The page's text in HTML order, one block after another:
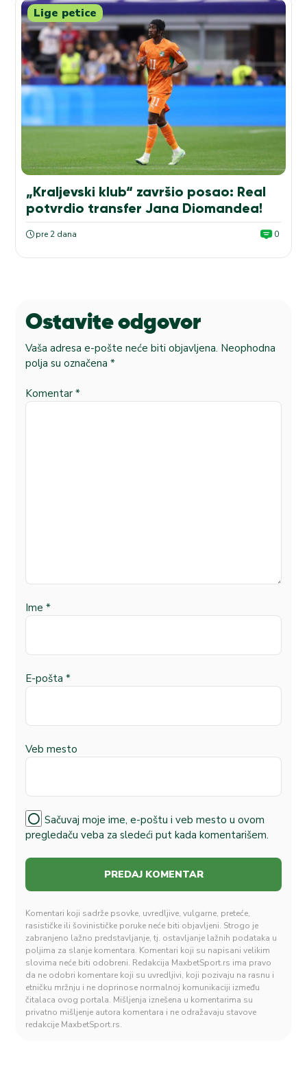
Lige petice
„Kraljevski klub“ završio posao: Real
potvrdio transfer Jana Diomandea!
pre 2 dana 0
Ostavite odgovor
Vaša adresa e-pošte neće biti objavljena. Neophodna
polja su označena *
Komentar *
Ime *
E-pošta *
Veb mesto
Sačuvaj moje ime, e-poštu i veb mesto u ovom
pregledaču veba za sledeći put kada komentarišem.
Komentari koji sadrže psovke, uvredljive, vulgarne, preteće,
rasističke ili šovinističke poruke neće biti objavljeni. Strogo je
zabranjeno lažno predstavljanje, tj. ostavljanje lažnih podataka u
poljima za slanje komentara. Komentari koji su napisani velikim
slovima neće biti odobreni. Redakcija MaxbetSport.rs ima pravo
da ne odobri komentare koji su uvredljivi, koji pozivaju na rasnu i
etničku mržnju i ne doprinose normalnoj komunikaciji između
čitalaca ovog portala. Mišljenja iznešena u komentarima su
privatno mišljenje autora komentara i ne odražavaju stavove
redakcije MaxbetSport.rs.